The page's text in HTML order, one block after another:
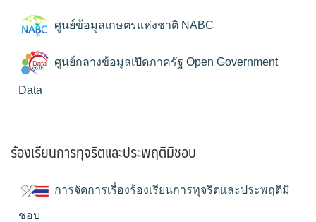
ศูนย์ข้อมูลเกษตรแห่งชาติ NABC
ศูนย์กลางข้อมูลเปิดภาครัฐ Open Government
Data
ร้องเรียนการทุจริตและประพฤติมิชอบ
การจัดการเรื่องร้องเรียนการทุจริตและประพฤติมิ
ชอบ